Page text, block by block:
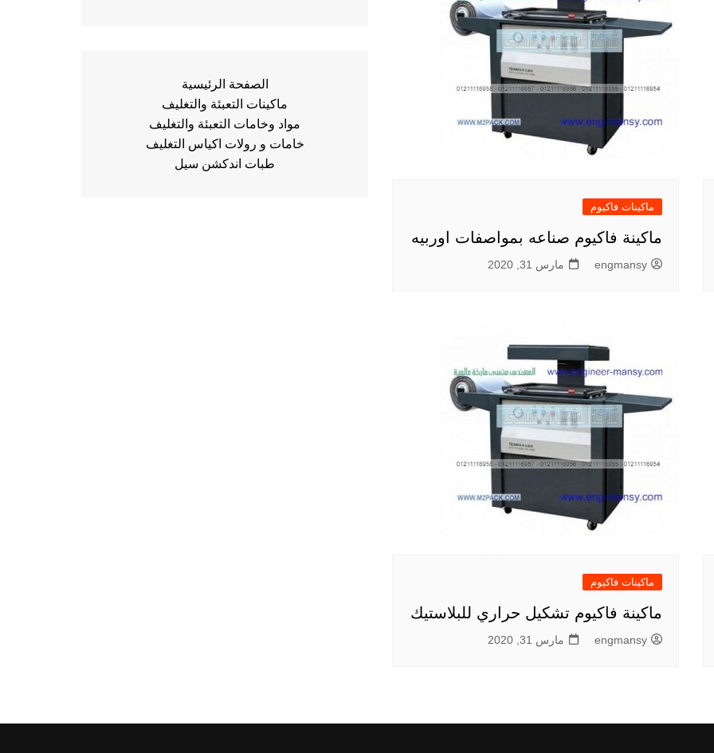
ماكينات فاكيوم
ماكينة فاكيوم صناعه بمواصفات اوربيه
engmansy مارس 31, 2020
ماكينات فاكيوم
ماكينة فاكيوم تشكيل حراري للبلاستيك
engmansy مارس 31, 2020
الصفحة الرئيسية
ماكينات التعبئة والتغليف
مواد وخامات التعبئة والتغليف
خامات و رولات اكياس التغليف
طبات اندكشن سيل